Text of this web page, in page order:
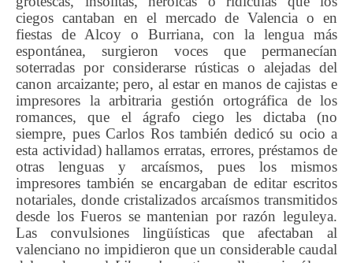
ciegos cantaban en el mercado de Valencia o en
fiestas de Alcoy o Burriana, con la lengua más
espontánea, surgieron voces que permanecían
soterradas por considerarse rústicas o alejadas del
canon arcaizante; pero, al estar en manos de cajistas e
impresores la arbitraria gestión ortográfica de los
romances, que el ágrafo ciego les dictaba (no
siempre, pues Carlos Ros también dedicó su ocio a
esta actividad) hallamos erratas, errores, préstamos de
otras lenguas y arcaísmos, pues los mismos
impresores también se encargaban de editar escritos
notariales, donde cristalizados arcaísmos transmitidos
desde los Fueros se mantenian por razón leguleya.
Las convulsiones lingüísticas que afectaban al
valenciano no impidieron que un considerable caudal